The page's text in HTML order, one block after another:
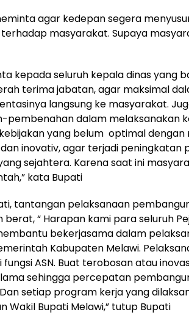
agar kedepan segera
masyarakat. Supaya
kepada seluruh kepala dinas yang
terima jabatan, agar maksimal
langsung ke masyarakat.
pembenahan dalam melaksanakan
yang belum optimal
inovativ, agar terjadi peningkatan
sejahtera. Karena saat ini
kata Bupati
tantangan pelaksanaan
berat, “ Harapan kami para seluruh
bekerjasama dalam
Kabupaten Melawi.
fungsi ASN. Buat terobosan atau
sehingga percepatan
setiap program kerja yang
Wakil Bupati Melawi,” tutup Bupati